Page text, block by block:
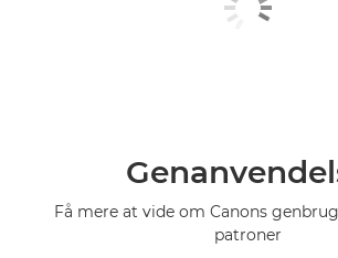
Få mere at vide om Canons
patroner